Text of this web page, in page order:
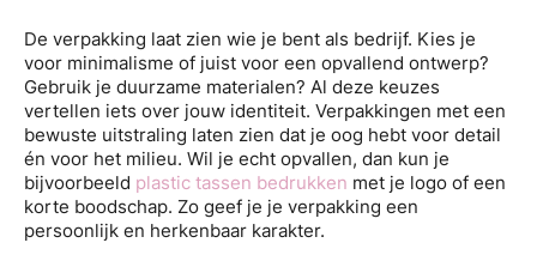
De verpakking laat zien wie je bent als bedrijf. Kies je
voor minimalisme of juist voor een opvallend ontwerp?
Gebruik je duurzame materialen? Al deze keuzes
vertellen iets over jouw identiteit. Verpakkingen met een
bewuste uitstraling laten zien dat je oog hebt voor detail
én voor het milieu. Wil je echt opvallen, dan kun je
bijvoorbeeld plastic tassen bedrukken met je logo of een
korte boodschap. Zo geef je je verpakking een
persoonlijk en herkenbaar karakter.